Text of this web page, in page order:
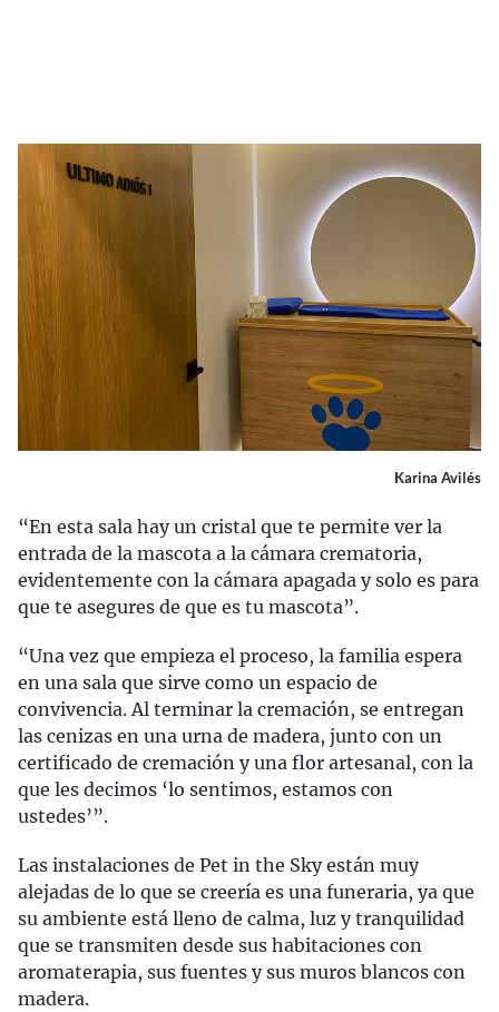
Karina Avilés
“En esta sala hay un cristal que te permite ver la
entrada de la mascota a la cámara crematoria,
evidentemente con la cámara apagada y solo es para
que te asegures de que es tu mascota”.
“Una vez que empieza el proceso, la familia espera
en una sala que sirve como un espacio de
convivencia. Al terminar la cremación, se entregan
las cenizas en una urna de madera, junto con un
certificado de cremación y una flor artesanal, con la
que les decimos ‘lo sentimos, estamos con
ustedes’”.
Las instalaciones de Pet in the Sky están muy
alejadas de lo que se creería es una funeraria, ya que
su ambiente está lleno de calma, luz y tranquilidad
que se transmiten desde sus habitaciones con
aromaterapia, sus fuentes y sus muros blancos con
madera.